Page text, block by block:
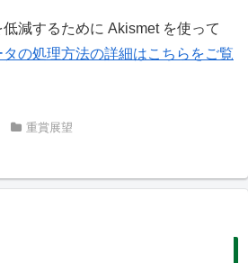
減するために Akismet を使って
タの処理方法の詳細はこちらをご覧
重賞展望